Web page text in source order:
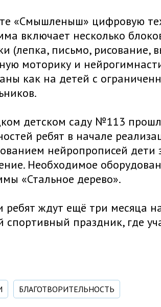
«Смышленыш» цифровую
включает несколько
(лепка, письмо,
моторику и
как на детей с
детском саду №113
ребят в начале
нейропрописей
Необходимое
«Стальное дерево».
ребят ждут ещё три месяца
спортивный праздник, где
БЛАГОТВОРИТЕЛЬНОСТЬ